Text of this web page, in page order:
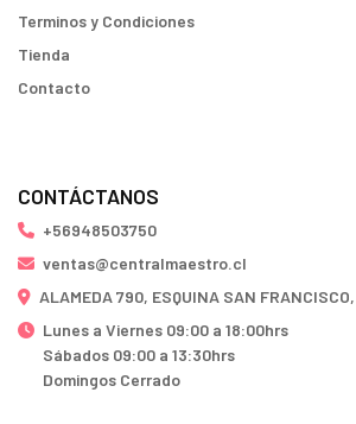
Terminos y Condiciones
Tienda
Contacto
CONTÁCTANOS
+56948503750
ventas@centralmaestro.cl
ALAMEDA 790, ESQUINA SAN
Lunes a Viernes 09:00 a 18:00hrs
Sábados 09:00 a 13:30hrs
Domingos Cerrado